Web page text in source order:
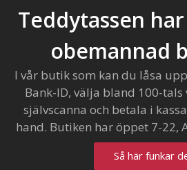
Teddytassen
obemannad
I vår butik som kan du låsa
Bank-ID, välja bland 100-
självscanna och betala i
hand. Butiken har öppet 7-22,
Så här funkar